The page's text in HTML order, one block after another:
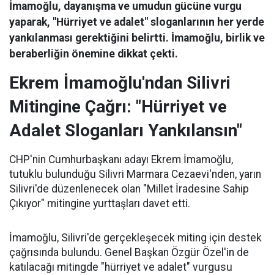
İmamoğlu, dayanışma ve umudun gücüne vurgu
yaparak, "Hürriyet ve adalet" sloganlarının her yerde
yankılanması gerektiğini belirtti. İmamoğlu, birlik ve
beraberliğin önemine dikkat çekti.
Ekrem İmamoğlu'ndan Silivri
Mitingine Çağrı: "Hürriyet ve
Adalet Sloganları Yankılansın"
CHP'nin Cumhurbaşkanı adayı Ekrem İmamoğlu,
tutuklu bulunduğu Silivri Marmara Cezaevi'nden, yarın
Silivri'de düzenlenecek olan "Millet İradesine Sahip
Çıkıyor" mitingine yurttaşları davet etti.
İmamoğlu, Silivri'de gerçekleşecek miting için destek
çağrısında bulundu. Genel Başkan Özgür Özel'in de
katılacağı mitingde "hürriyet ve adalet" vurgusu